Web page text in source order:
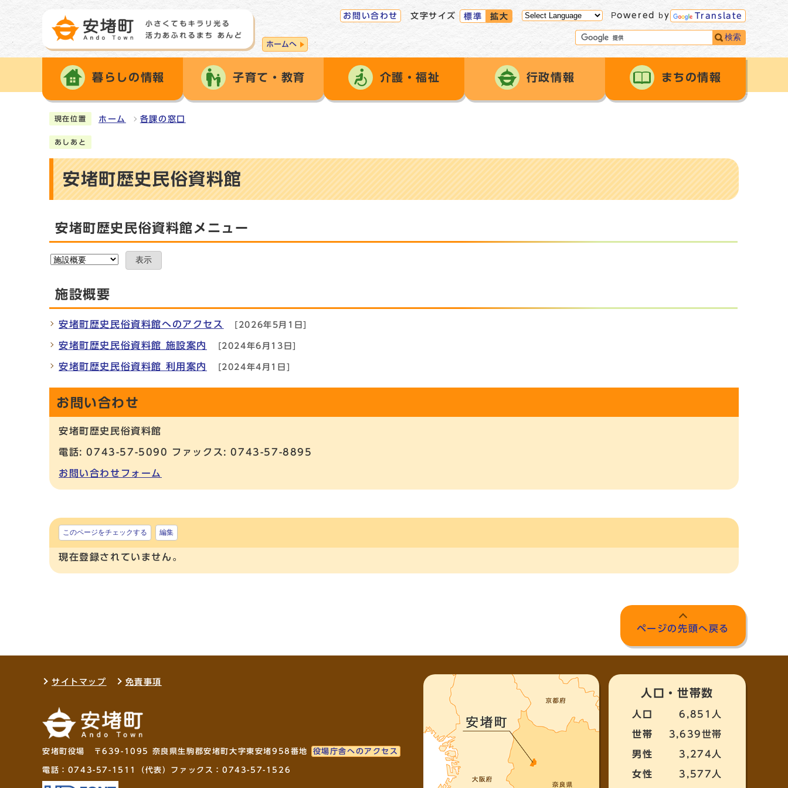
ホームへ
お問い合わせ 文字サイズ 標準 拡大 Powered by Translate
検索
暮らしの情報 子育て・教育 介護・福祉 行政情報 まちの情報
現在位置 ホーム 各課の窓口
あしあと
安堵町歴史民俗資料館
安堵町歴史民俗資料館メニュー
表示
施設概要
安堵町歴史民俗資料館へのアクセス [2026年5月1日]
安堵町歴史民俗資料館 施設案内 [2024年6月13日]
安堵町歴史民俗資料館 利用案内 [2024年4月1日]
お問い合わせ
安堵町歴史民俗資料館
電話: 0743-57-5090 ファックス: 0743-57-8895
お問い合わせフォーム
このページをチェックする 編集
現在登録されていません。
ページの先頭へ戻る
サイトマップ 免責事項
安堵町役場 〒639-1095 奈良県生駒郡安堵町大字東安堵958番地 役場庁舎へのアクセス
電話： 0743-57-1511 （代表）ファックス：0743-57-1526
人口・世帯数
人口 6,851人
世帯 3,639世帯
男性 3,274人
女性 3,577人